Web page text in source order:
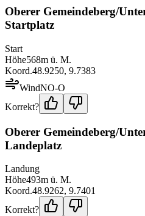
Oberer Gemeindeberg/
Startplatz
Start
Höhe568m ü. M.
Koord.48.9250, 9.7383
WindNO-O
Korrekt?
Oberer Gemeindeberg/
Landeplatz
Landung
Höhe493m ü. M.
Koord.48.9262, 9.7401
Korrekt?